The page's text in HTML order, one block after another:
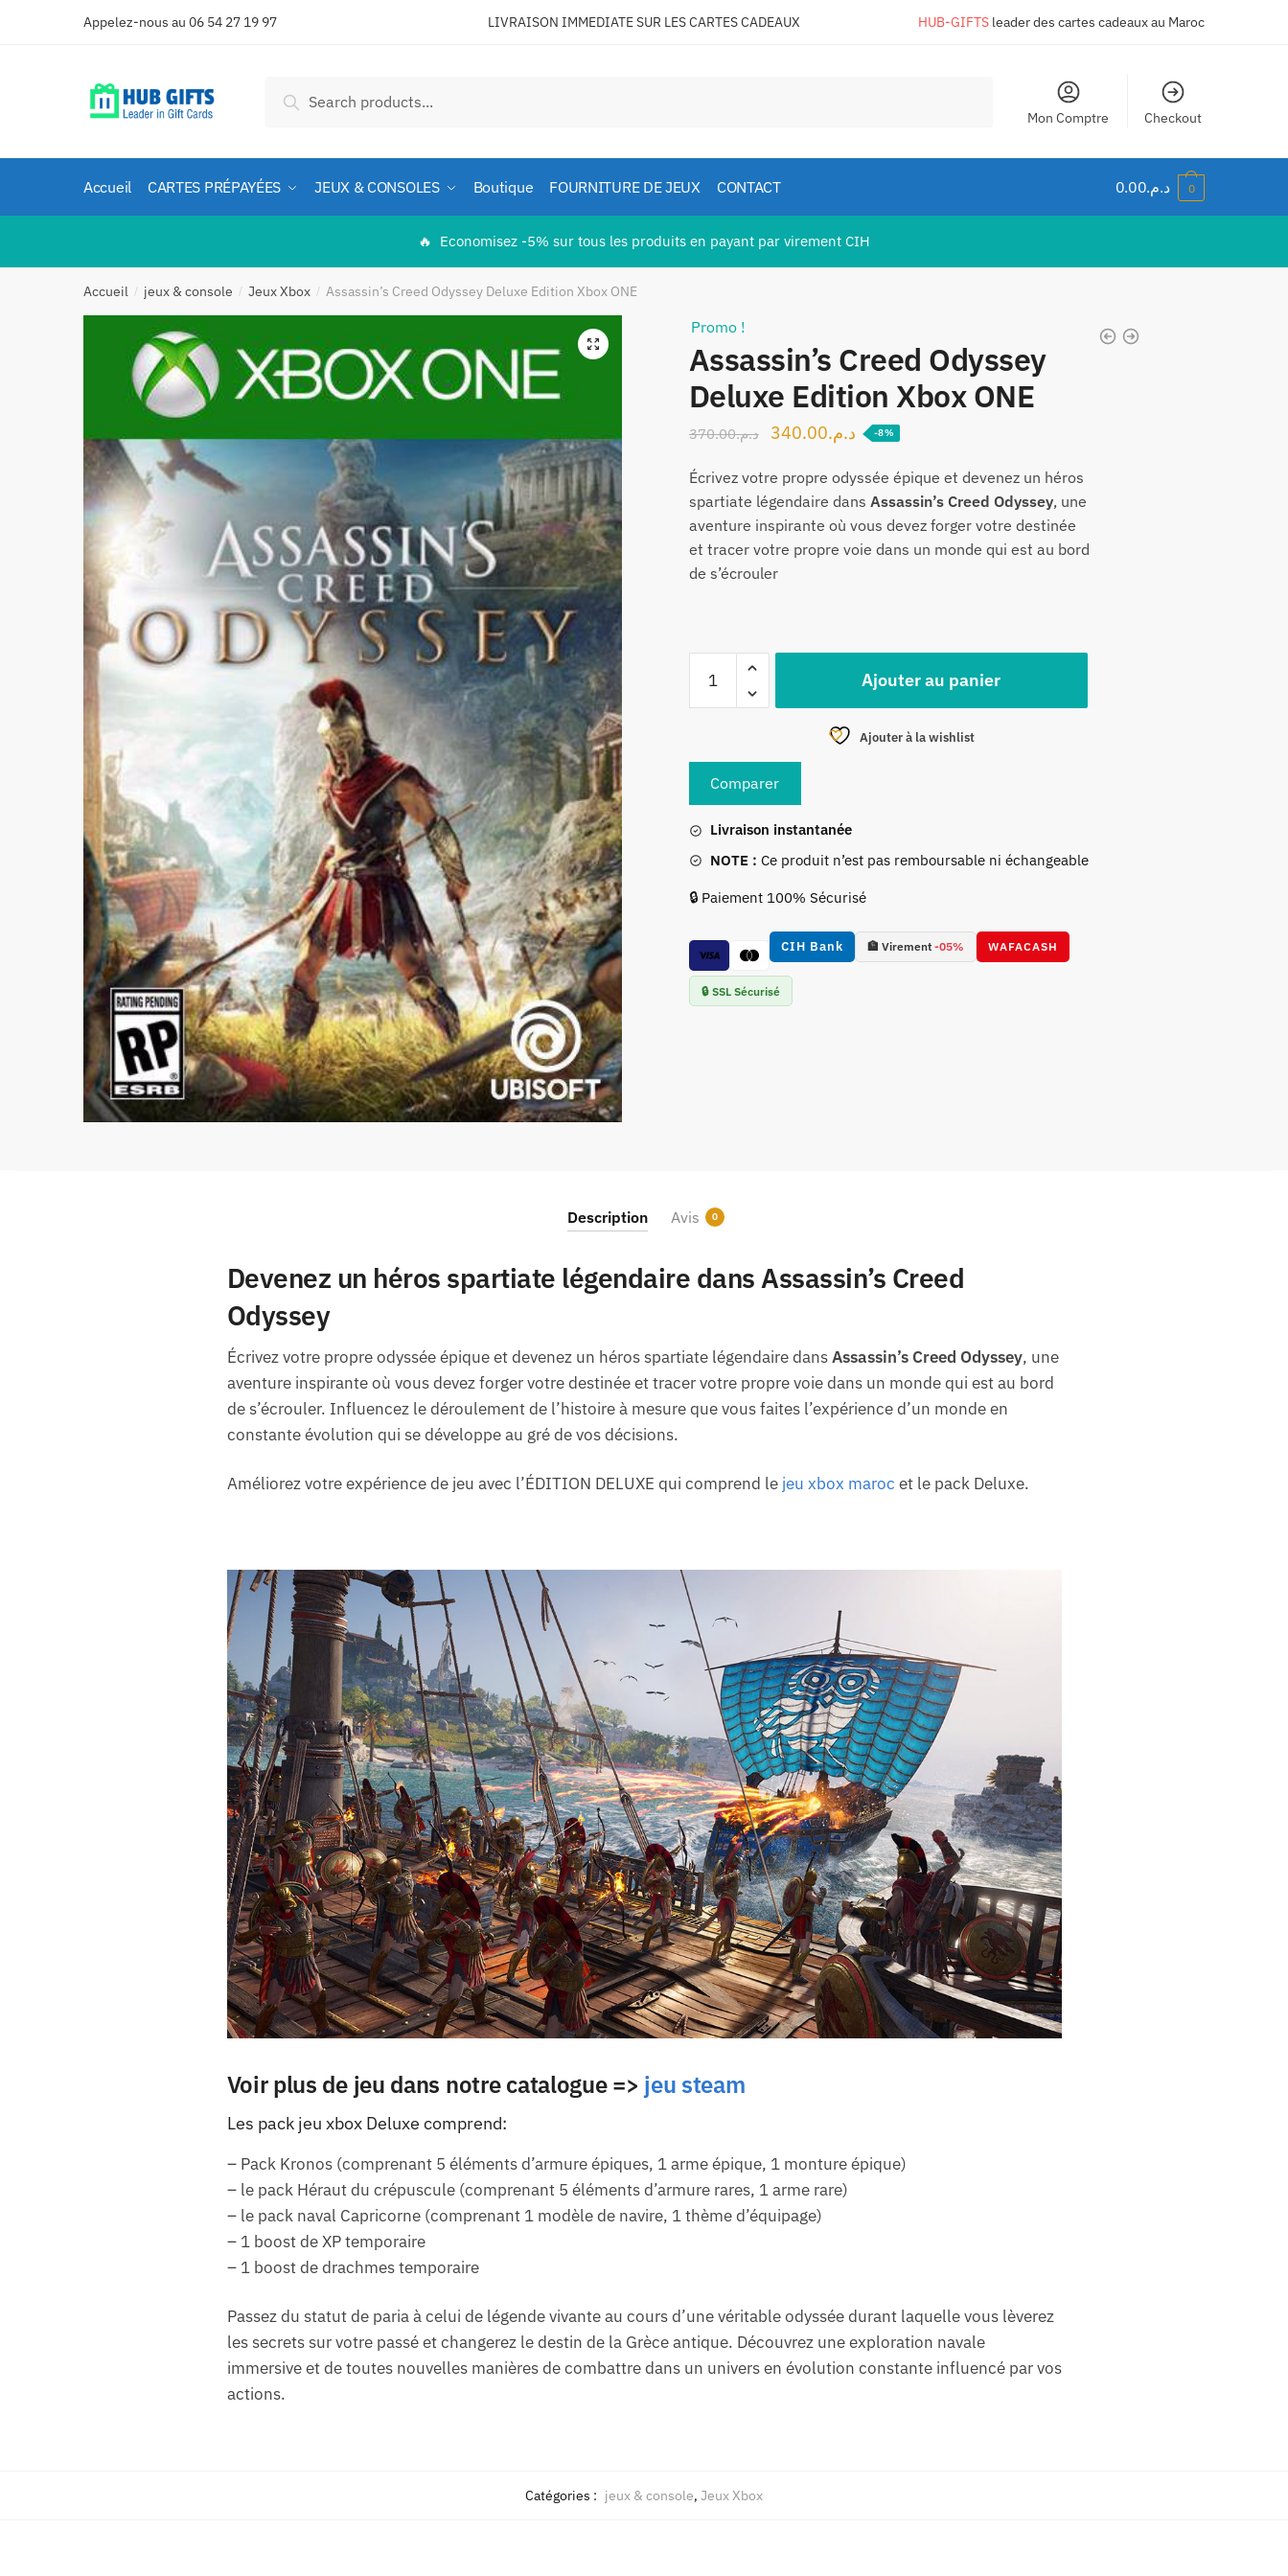
Appelez-nous au 06 54 27 19 97 LIVRAISON IMMEDIATE SUR LESCARTES CADEAUX HUB-GIFTS leader des cartes cadeaux au Maroc
pour :
Recherche
Mon Comptre Checkout
Accueil CARTES PRÉPAYÉES JEUX & CONSOLES Boutique FOURNITURE DE JEUX CONTACT د.م.0.00 0
🔥 Economisez -5% sur tous les produits en payant par virement CIH
Accueil / jeux & console / Jeux Xbox / Assassin’s Creed Odyssey Deluxe Edition Xbox ONE
🔍
Promo !
Assassin’s Creed Odyssey
Deluxe Edition Xbox ONE
د.م.370.00
Le
initial
était :
د.م.370.00.
د.م.340.00
Le
actuel
د.م.340.00.
-8%
Écrivez votre propre odyssée épique et devenez un héros
spartiate légendaire dans Assassin’s Creed Odyssey, une
aventure inspirante où vous devez forger votre destinée
et tracer votre propre voie dans un monde qui est au bord
de s’écrouler
Assassin’s
Odyssey
Deluxe
Edition
Xbox
ONE
Ajouter au panier
Ajouter à la wishlist
Comparer
Livraison instantanée
NOTE : Ce produit n’est pas remboursable ni échangeable
🔒 Paiement 100% Sécurisé
CIH Bank 🏦 Virement -05% WAFACASH
🔒 SSL Sécurisé
Description Avis 0
Devenez un héros spartiate légendaire dans Assassin’s Creed
Odyssey
Écrivez votre propre odyssée épique et devenez un héros spartiate légendaire dansAssassin’s Creed Odyssey, une
aventure inspirante où vous devez forger votre destinée et tracer votre propre voie dans un monde qui est au bord
de s’écrouler. Influencez le déroulement de l’histoire à mesure que vous faites l’expérience d’un monde en
constante évolution qui se développe au gré de vos décisions.
Améliorez votre expérience de jeu avec l’ÉDITION DELUXE qui comprend le jeu xbox maroc et le pack Deluxe.
Voir plus de jeu dans notre catalogue => jeu steam
Les pack jeu xbox Deluxe comprend:
– Pack Kronos (comprenant 5 éléments d’armure épiques, 1 arme épique, 1 monture épique)
– le pack Héraut du crépuscule (comprenant 5 éléments d’armure rares, 1 arme rare)
– le pack naval Capricorne (comprenant 1 modèle de navire, 1 thème d’équipage)
– 1 boost de XP temporaire
– 1 boost de drachmes temporaire
Passez du statut de paria à celui de légende vivante au cours d’une véritable odyssée durant laquelle vous lèverez
les secrets sur votre passé et changerez le destin de la Grèce antique. Découvrez une exploration navale
immersive et de toutes nouvelles manières de combattre dans un univers en évolution constante influencé par vos
actions.
Catégories : jeux & console, Jeux Xbox